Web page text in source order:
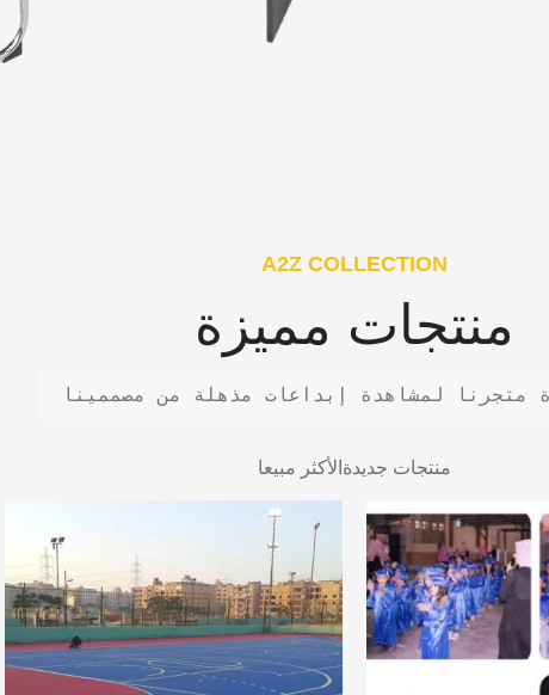
A2Z COLLECTION
منتجات مميزة
متجرنا لمشاهدة إبداعات مذهلة من مصممينا
منتجات جديدة الأكثر مبيعا